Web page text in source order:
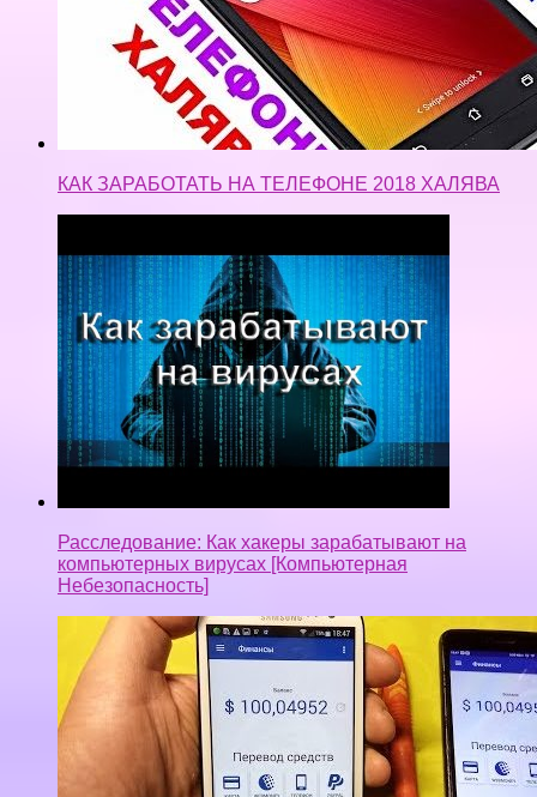
КАК ЗАРАБОТАТЬ НА ТЕЛЕФОНЕ 2018 ХАЛЯВА
Расследование: Как хакеры зарабатывают на
компьютерных вирусах [Компьютерная
Небезопасность]